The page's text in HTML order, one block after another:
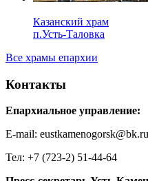
Казанский храм
п.Усть-Таловка
Все храмы епархии
Контакты
Епархиальное управление:
E-mail: eustkamenogorsk@bk.ru
Тел: +7 (723-2) 51-44-64